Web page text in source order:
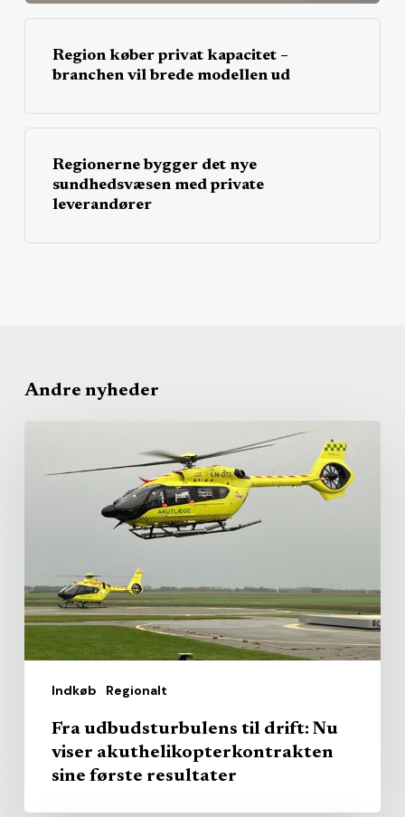
Region køber privat kapacitet –
branchen vil brede modellen ud
Regionerne bygger det nye
sundhedsvæsen med private
leverandører
Andre nyheder
Indkøb Regionalt
udbudsturbulens
akuthelikopterkontrakten
sine
Fra udbudsturbulens til drift: Nu
viser akuthelikopterkontrakten
sine første resultater